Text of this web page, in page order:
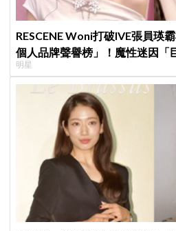
RESCENE Woni打破IVE張員瑛
個人品牌聲譽榜」！魔性迷因「
襲Melon第一
明星